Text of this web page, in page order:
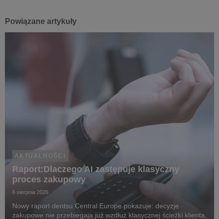
Powiązane artykuły
AKTUALNOŚCI
Raport:Dlaczego AI zastępuje klasyczny
proces zakupowy
6 sierpnia 2026
Nowy raport dentsu Central Europe pokazuje: decyzje
zakupowe nie przebiegają już wzdłuż klasycznej ścieżki klienta,